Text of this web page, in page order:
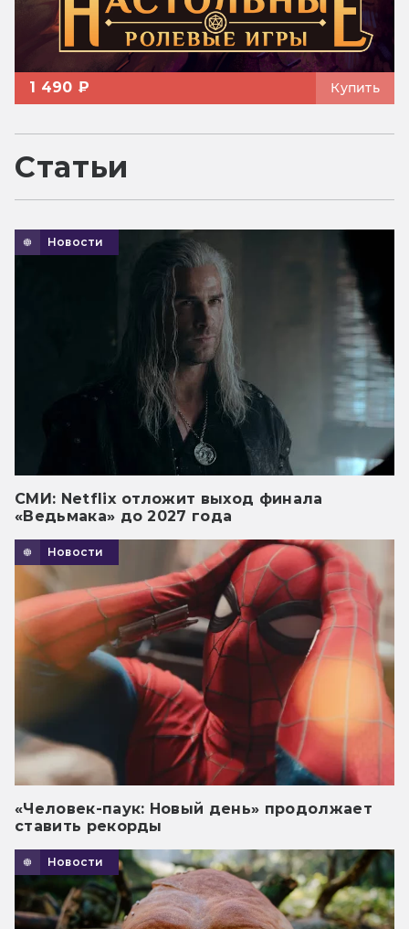
1 490 ₽ Купить
Статьи
Новости
СМИ: Netflix отложит выход финала
«Ведьмака» до 2027 года
Новости
«Человек-паук: Новый день» продолжает
ставить рекорды
Новости